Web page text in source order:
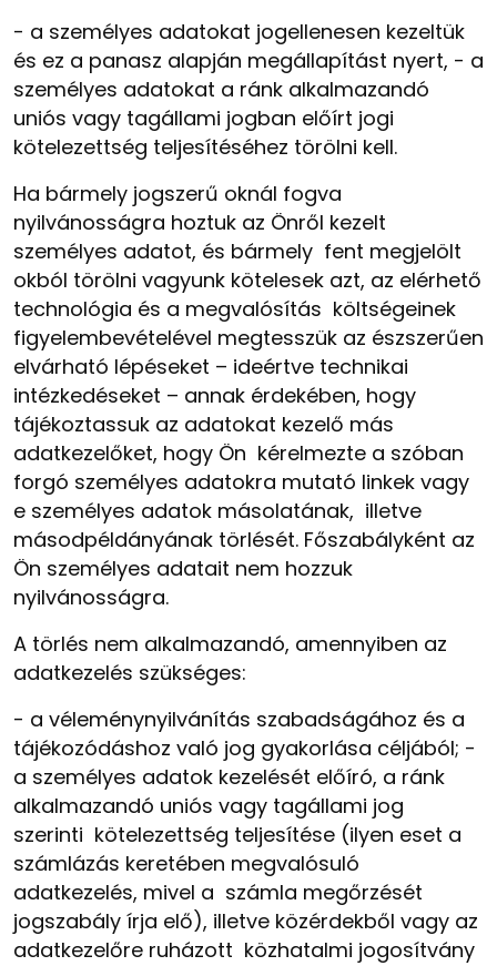
- a személyes adatokat jogellenesen kezeltük
és ez a panasz alapján megállapítást nyert, - a
személyes adatokat a ránk alkalmazandó
uniós vagy tagállami jogban előírt jogi
kötelezettség teljesítéséhez törölni kell.
Ha bármely jogszerű oknál fogva
nyilvánosságra hoztuk az Önről kezelt
személyes adatot, és bármely fent megjelölt
okból törölni vagyunk kötelesek azt, az elérhető
technológia és a megvalósítás költségeinek
figyelembevételével megtesszük az észszerűen
elvárható lépéseket – ideértve technikai
intézkedéseket – annak érdekében, hogy
tájékoztassuk az adatokat kezelő más
adatkezelőket, hogy Ön kérelmezte a szóban
forgó személyes adatokra mutató linkek vagy
e személyes adatok másolatának, illetve
másodpéldányának törlését. Főszabályként az
Ön személyes adatait nem hozzuk
nyilvánosságra.
A törlés nem alkalmazandó, amennyiben az
adatkezelés szükséges:
- a véleménynyilvánítás szabadságához és a
tájékozódáshoz való jog gyakorlása céljából; -
a személyes adatok kezelését előíró, a ránk
alkalmazandó uniós vagy tagállami jog
szerinti kötelezettség teljesítése (ilyen eset a
számlázás keretében megvalósuló
adatkezelés, mivel a számla megőrzését
jogszabály írja elő), illetve közérdekből vagy az
adatkezelőre ruházott közhatalmi jogosítvány